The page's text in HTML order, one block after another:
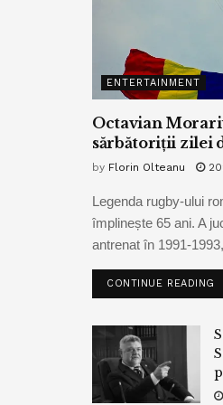
ENTERTAINMENT
Octavian
sărbătoriții zilei
by Florin Olteanu
Legenda rugby-ului
împlinește 65 ani. A
antrenat în 1991-
CONTINUE READING